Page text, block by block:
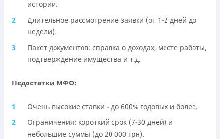
истории.
Длительное рассмотрение заявки (от 1-2 дней до
недели).
Пакет документов: справка о доходах, месте работы,
подтверждение имущества и т.д.
Недостатки МФО:
Очень высокие ставки - до 600% годовых и более.
Ограничения: короткий срок (7-30 дней) и
небольшие суммы (до 20 000 грн).